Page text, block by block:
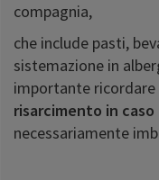
compagnia,
che include pasti,
sistemazione in
importante
risarcimento in
necessariamente